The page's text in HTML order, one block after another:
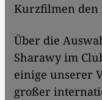
Kurzfilmen den
Über die
Sharawy im
einige unserer
großer